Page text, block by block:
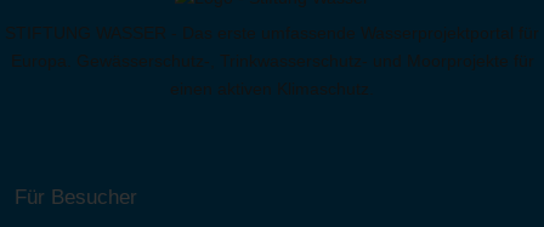
STIFTUNG WASSER - Das erste umfassende Wasserprojektportal für
Europa. Gewässerschutz-, Trinkwasserschutz- und Moorprojekte für
einen aktiven Klimaschutz.
Für Besucher